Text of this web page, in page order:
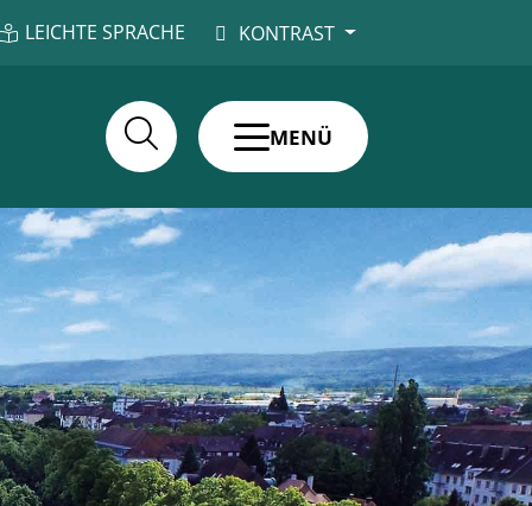
LEICHTE SPRACHE KONTRAST
MENÜ